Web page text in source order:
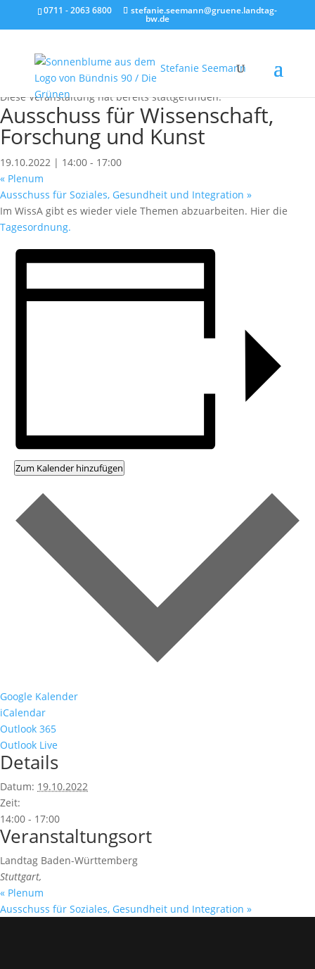
0711 - 2063 6800 stefanie.seemann@gruene.landtag-
bw.de
Stefanie Seemann
« Alle Veranstaltungen
Diese Veranstaltung hat bereits stattgefunden.
Ausschuss für Wissenschaft,
Forschung und Kunst
19.10.2022 | 14:00 - 17:00
« Plenum
Ausschuss für Soziales, Gesundheit und Integration »
Im WissA gibt es wieder viele Themen abzuarbeiten. Hier die
Tagesordnung.
Zum Kalender hinzufügen
Google Kalender
iCalendar
Outlook 365
Outlook Live
Details
Datum: 19.10.2022
Zeit:
14:00 - 17:00
Veranstaltungsort
Landtag Baden-Württemberg
Stuttgart,
« Plenum
Ausschuss für Soziales, Gesundheit und Integration »